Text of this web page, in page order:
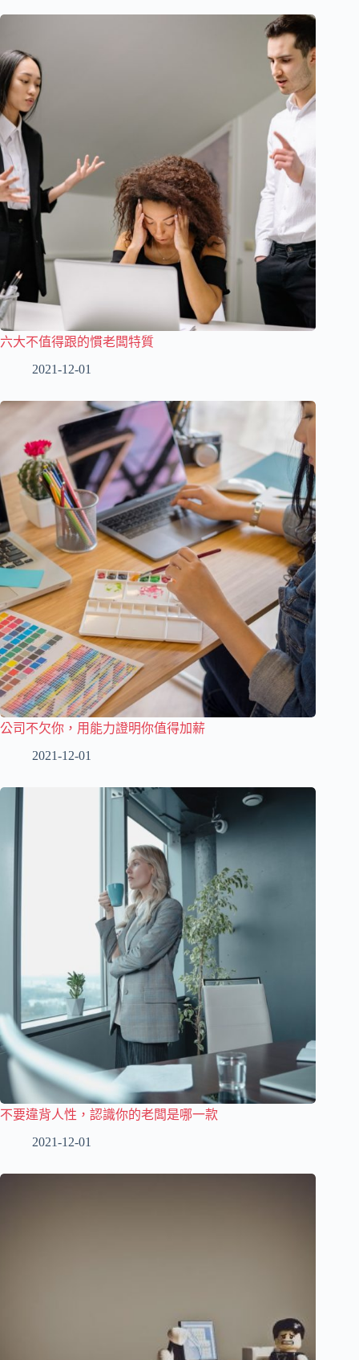
六大不值得跟的慣老闆特質
2021-12-01
公司不欠你，用能力證明你值得加薪
2021-12-01
不要違背人性，認識你的老闆是哪一款
2021-12-01